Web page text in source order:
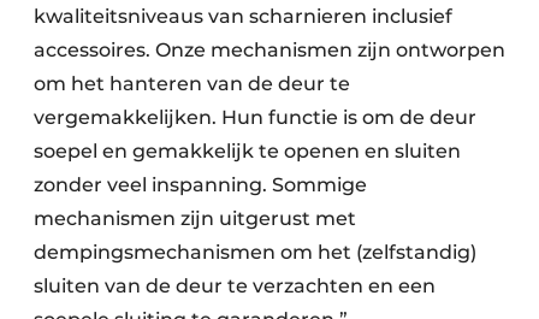
kwaliteitsniveaus van scharnieren inclusief
accessoires. Onze mechanismen zijn ontworpen
om het hanteren van de deur te
vergemakkelijken. Hun functie is om de deur
soepel en gemakkelijk te openen en sluiten
zonder veel inspanning. Sommige
mechanismen zijn uitgerust met
dempingsmechanismen om het (zelfstandig)
sluiten van de deur te verzachten en een